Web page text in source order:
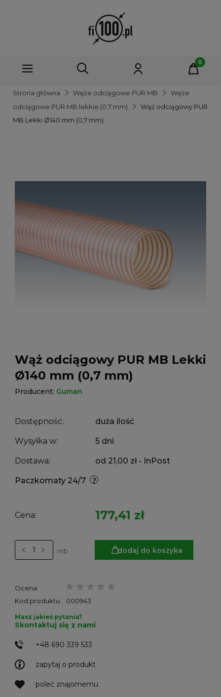
Strona główna Węże odciągowe PUR MB
Węże
odciągowe PUR MB lekkie (0,7 mm)
Wąż odciągowy PUR
MB Lekki Ø140 mm (0,7 mm)
Wąż odciągowy PUR MB Lekki
Ø140 mm (0,7 mm)
Producent: Guman
Dostępność: duża ilość
Wysyłka w: 5 dni
Dostawa: od 21,00 zł - InPost
Paczkomaty 24/7
Cena: 177,41 zł
mb dodaj do koszyka
Ocena:
Kod produktu:
000943
zapytaj o produkt
poleć znajomemu
Masz jakieś pytania?
Skontaktuj się z nami
+48 690 339 533